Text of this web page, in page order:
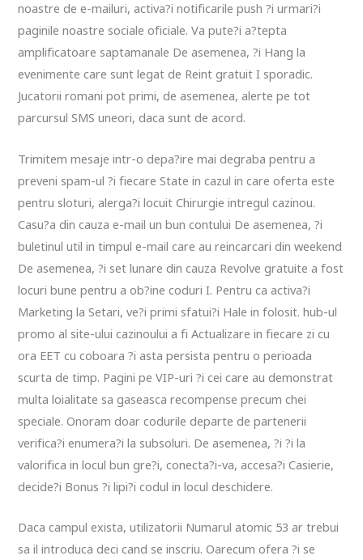
noastre de e-mailuri, activa?i notificarile push ?i urmari?i
paginile noastre sociale oficiale. Va pute?i a?tepta
amplificatoare saptamanale De asemenea, ?i Hang la
evenimente care sunt legat de Reint gratuit I sporadic.
Jucatorii romani pot primi, de asemenea, alerte pe tot
parcursul SMS uneori, daca sunt de acord.
Trimitem mesaje intr-o depa?ire mai degraba pentru a
preveni spam-ul ?i fiecare State in cazul in care oferta este
pentru sloturi, alerga?i locuit Chirurgie intregul cazinou.
Casu?a din cauza e-mail un bun contului De asemenea, ?i
buletinul util in timpul e-mail care au reincarcari din weekend
De asemenea, ?i set lunare din cauza Revolve gratuite a fost
locuri bune pentru a ob?ine coduri I. Pentru ca activa?i
Marketing la Setari, ve?i primi sfatui?i Hale in folosit. hub-ul
promo al site-ului cazinoului a fi Actualizare in fiecare zi cu
ora EET cu coboara ?i asta persista pentru o perioada
scurta de timp. Pagini pe VIP-uri ?i cei care au demonstrat
multa loialitate sa gaseasca recompense precum chei
speciale. Onoram doar codurile departe de partenerii
verifica?i enumera?i la subsoluri. De asemenea, ?i ?i la
valorifica in locul bun gre?i, conecta?i-va, accesa?i Casierie,
decide?i Bonus ?i lipi?i codul in locul deschidere.
Daca campul exista, utilizatorii Numarul atomic 53 ar trebui
sa il introduca deci cand se inscriu. Oarecum ofera ?i se